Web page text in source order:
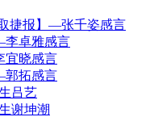
捷报】—张千姿感言
李卓雅感言
宜晓感言
郭拓感言
吕艺
谢坤潮